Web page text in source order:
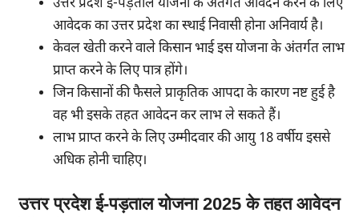
उत्तर प्रदेश ई-पड़ताल योजना के अंतर्गत आवेदन करने के लिए
आवेदक का उत्तर प्रदेश का स्थाई निवासी होना अनिवार्य है।
केवल खेती करने वाले किसान भाई इस योजना के अंतर्गत लाभ
प्राप्त करने के लिए पात्र होंगे।
जिन किसानों की फैसले प्राकृतिक आपदा के कारण नष्ट हुई है
वह भी इसके तहत आवेदन कर लाभ ले सकते हैं।
लाभ प्राप्त करने के लिए उम्मीदवार की आयु 18 वर्षीय इससे
अधिक होनी चाहिए।
उत्तर प्रदेश ई-पड़ताल योजना 2025 के तहत आवेदन